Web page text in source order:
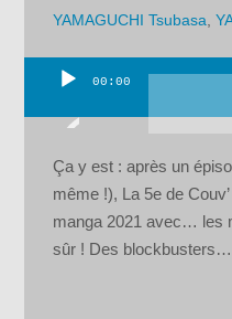
YAMAGUCHI Tsubasa ,
00:00
Ça y est : après un
même !), La 5e de
manga 2021 avec… les
sûr ! Des blockbusters…